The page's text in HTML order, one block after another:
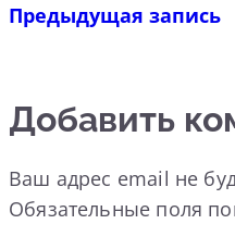
Предыдущая запись
Добавить
Ваш адрес email не
Обязательные поля